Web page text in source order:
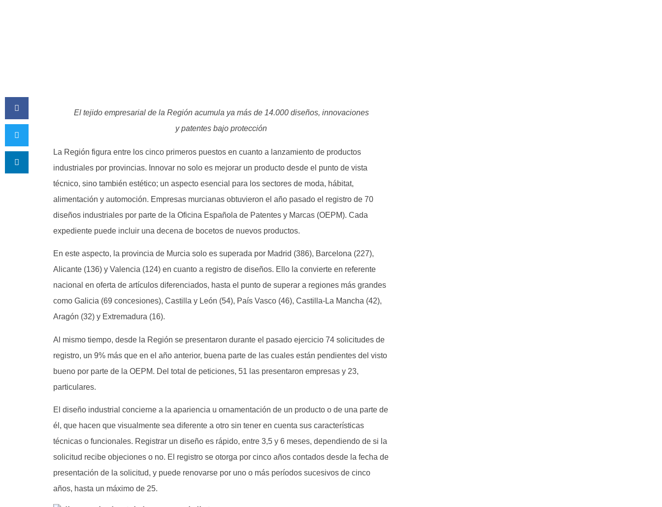
El tejido empresarial de la Región acumula ya más de 14.000 diseños, innovaciones
y patentes bajo protección
La Región figura entre los cinco primeros puestos en cuanto a lanzamiento de productos
industriales por provincias. Innovar no solo es mejorar un producto desde el punto de vista
técnico, sino también estético; un aspecto esencial para los sectores de moda, hábitat,
alimentación y automoción. Empresas murcianas obtuvieron el año pasado el registro de 70
diseños industriales por parte de la Oficina Española de Patentes y Marcas (OEPM). Cada
expediente puede incluir una decena de bocetos de nuevos productos.
En este aspecto, la provincia de Murcia solo es superada por Madrid (386), Barcelona (227),
Alicante (136) y Valencia (124) en cuanto a registro de diseños. Ello la convierte en referente
nacional en oferta de artículos diferenciados, hasta el punto de superar a regiones más grandes
como Galicia (69 concesiones), Castilla y León (54), País Vasco (46), Castilla-La Mancha (42),
Aragón (32) y Extremadura (16).
Al mismo tiempo, desde la Región se presentaron durante el pasado ejercicio 74 solicitudes de
registro, un 9% más que en el año anterior, buena parte de las cuales están pendientes del visto
bueno por parte de la OEPM. Del total de peticiones, 51 las presentaron empresas y 23,
particulares.
El diseño industrial concierne a la apariencia u ornamentación de un producto o de una parte de
él, que hacen que visualmente sea diferente a otro sin tener en cuenta sus características
técnicas o funcionales. Registrar un diseño es rápido, entre 3,5 y 6 meses, dependiendo de si la
solicitud recibe objeciones o no. El registro se otorga por cinco años contados desde la fecha de
presentación de la solicitud, y puede renovarse por uno o más períodos sucesivos de cinco
años, hasta un máximo de 25.